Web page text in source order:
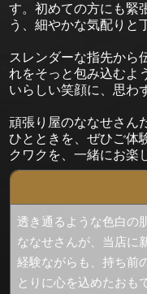
す。初めての方にも緊
う、細やかな気配りと
スレンダーな指先から
れをそっと包み込むよ
いらしい笑顔に、思わ
頑張り屋のななせさん
ひとときを、ぜひご体
クワクを、一緒にお楽
透き通るような色白の
ななせさんが、当店に
経験ながらも、持ち前
とりに心を込めたおも